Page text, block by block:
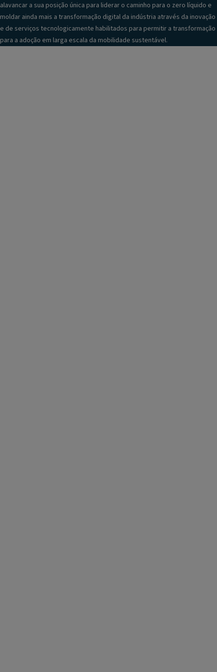
alavancar a sua posição única para liderar o caminho para o zero líquido e
moldar ainda mais a transformação digital da indústria através da inovação
e de serviços tecnologicamente habilitados para permitir a transformação
para a adoção em larga escala da mobilidade sustentável.